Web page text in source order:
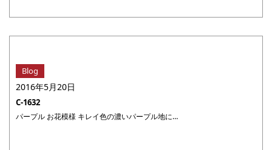
Blog
2016年5月20日
C-1632
パープル お花模様 キレイ色の濃いパープル地に、パッと咲いた大小の青や赤色のお花がたくさん並んでいて、明るい印象ながらレトロモダンな雰囲気も。キュートさと大人っぽさを持ち合わせたデザインです。ラズベリーカラーの縞の半幅帯で女らしさUP！ 浴衣福袋に戻る #cotton3145